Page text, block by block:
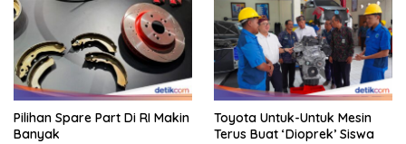
Pilihan Spare Part Di RI Makin
Banyak
Toyota Untuk-Untuk Mesin
Terus Buat ‘Dioprek’ Siswa